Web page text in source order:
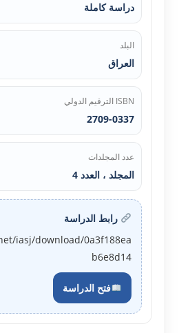
دراسة كاملة
البلد
العراق
ISBN الترقيم الدولي
2709-0337
عدد المجلدات
المجلد ، العدد 4
رابط الدراسة
iasj/download/0a3f188ea
b6e8d14
فتح الدراسة